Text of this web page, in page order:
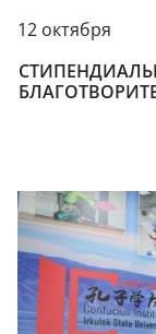
12 октября